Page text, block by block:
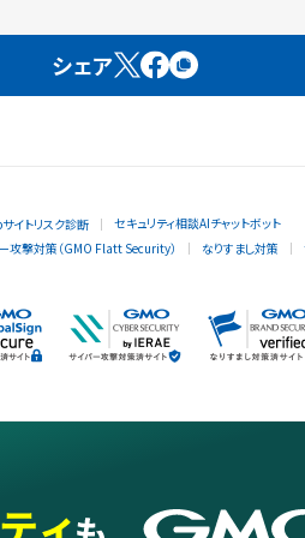
シェア
イトリスク診断
セキュリティ相談AIチャットボット
攻撃対策（GMO Flatt Security） なりすまし対策